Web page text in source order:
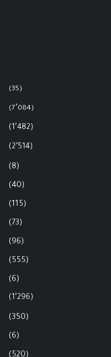
(35)
(7٬084)
(1٬482)
(2٬514)
(8)
(40)
(115)
(73)
(96)
(555)
(6)
(1٬296)
(350)
(6)
(520)